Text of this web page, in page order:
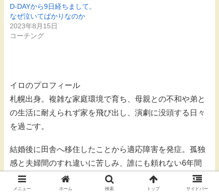
D-DAYから9日経ちまして。
なぜ泣いてばかりなのか
2023年8月15日
コーチング
イロのプロフィール
札幌出身。複雑な家庭環境で育ち、母親との不和や弟と
の生活に耐えられず家を飛び出し、演劇に没頭する日々
を過ごす。
結婚後に田舎へ移住したことから適応障害を発症。孤独
感と夫婦間のすれ違いに苦しみ、誰にも頼れない6年間
を経験。
メニュー ホーム 検索 トップ サイドバー